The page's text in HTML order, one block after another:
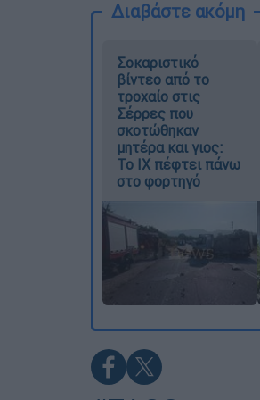
Διαβάστε ακόμη
Σοκαριστικό
βίντεο από το
τροχαίο στις
Σέρρες που
σκοτώθηκαν
μητέρα και γιος:
Το ΙΧ πέφτει πάνω
στο φορτηγό